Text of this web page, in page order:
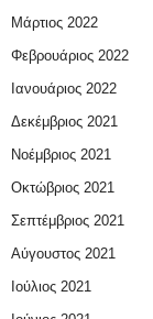
Μάρτιος 2022
Φεβρουάριος 2022
Ιανουάριος 2022
Δεκέμβριος 2021
Νοέμβριος 2021
Οκτώβριος 2021
Σεπτέμβριος 2021
Αύγουστος 2021
Ιούλιος 2021